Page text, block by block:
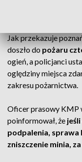
Jak przekazuje
doszło do pożaru
ogień, a policjanci
oględziny miejsca
zakresu pożarnictwa.
Oficer prasowy KMP
poinformował, że
podpalenia, sprawa
zniszczenie minia,